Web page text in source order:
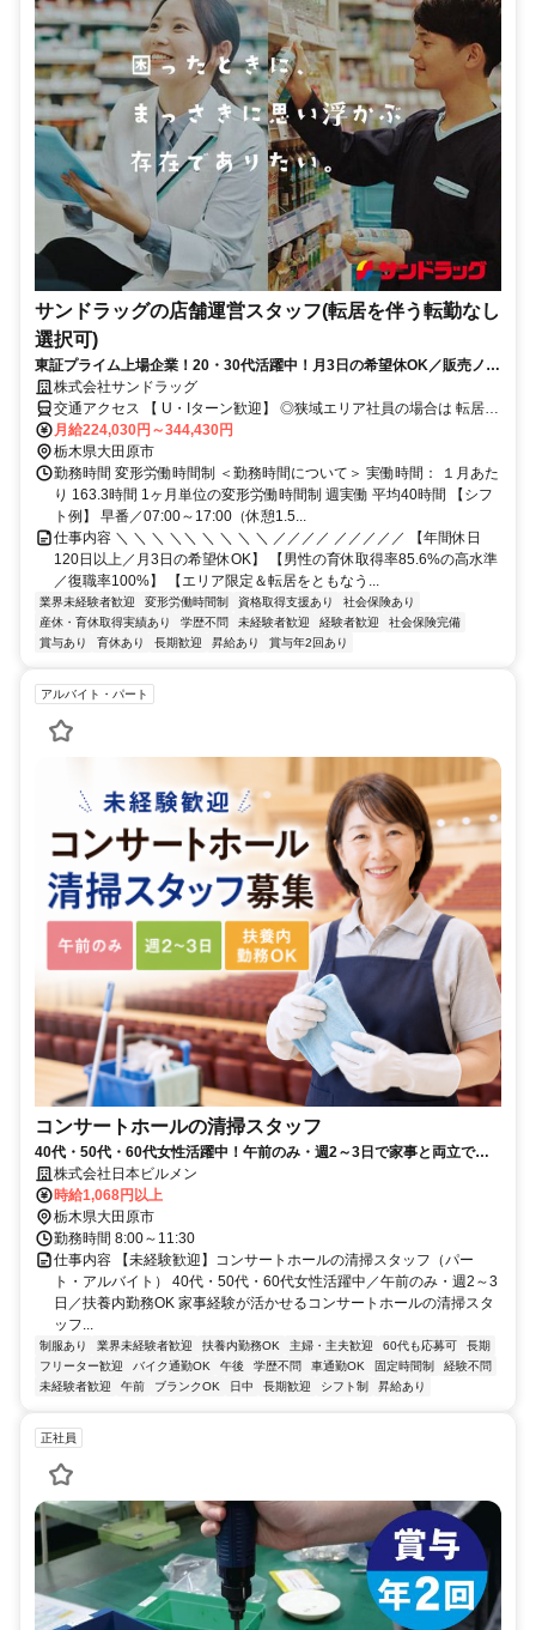
サンドラッグの店舗運営スタッフ(転居を伴う転勤なし
選択可)
東証プライム上場企業！20・30代活躍中！月3日の希望休OK／販売ノル
マなし／年収例32歳SV816万円／販促企画～商品管理など店舗運営がメ
インの仕事
株式会社サンドラッグ
交通アクセス 【 U・Iターン歓迎】 ◎狭域エリア社員の場合は 転居を
伴う転勤はありません。 ◎マイカー通勤OK
月給224,030円～344,430円
栃木県大田原市
勤務時間 変形労働時間制 ＜勤務時間について＞ 実働時間： １月あた
り 163.3時間 1ヶ月単位の変形労働時間制 週実働 平均40時間 【シフ
ト例】 早番／07:00～17:00（休憩1.5...
仕事内容 ＼ ＼ ＼ ＼＼ ＼ ＼ ＼ ＼ ／／／／ ／／／／／ 【年間休日
120日以上／月3日の希望休OK】 【男性の育休取得率85.6%の高水準
／復職率100%】 【エリア限定＆転居をともなう...
業界未経験者歓迎 変形労働時間制 資格取得支援あり
社会保険あり
産休・育休取得実績あり
学歴不問 未経験者歓迎 経験者歓迎
社会保険完備
賞与あり
育休あり 長期歓迎 昇給あり 賞与年2回あり
アルバイト・パート
コンサートホールの清掃スタッフ
40代・50代・60代女性活躍中！午前のみ・週2～3日で家事と両立でき
る清掃スタッフ募集
株式会社日本ビルメン
時給1,068円以上
栃木県大田原市
勤務時間 8:00～11:30
仕事内容 【未経験歓迎】コンサートホールの清掃スタッフ（パー
ト・アルバイト） 40代・50代・60代女性活躍中／午前のみ・週2～3
日／扶養内勤務OK 家事経験が活かせるコンサートホールの清掃スタ
ッフ...
制服あり 業界未経験者歓迎 扶養内勤務OK 主婦・主夫歓迎 60代も応募可
長期
フリーター歓迎
バイク通勤OK 午後 学歴不問 車通勤OK 固定時間制
経験不問
未経験者歓迎
午前 ブランクOK 日中 長期歓迎 シフト制 昇給あり
正社員